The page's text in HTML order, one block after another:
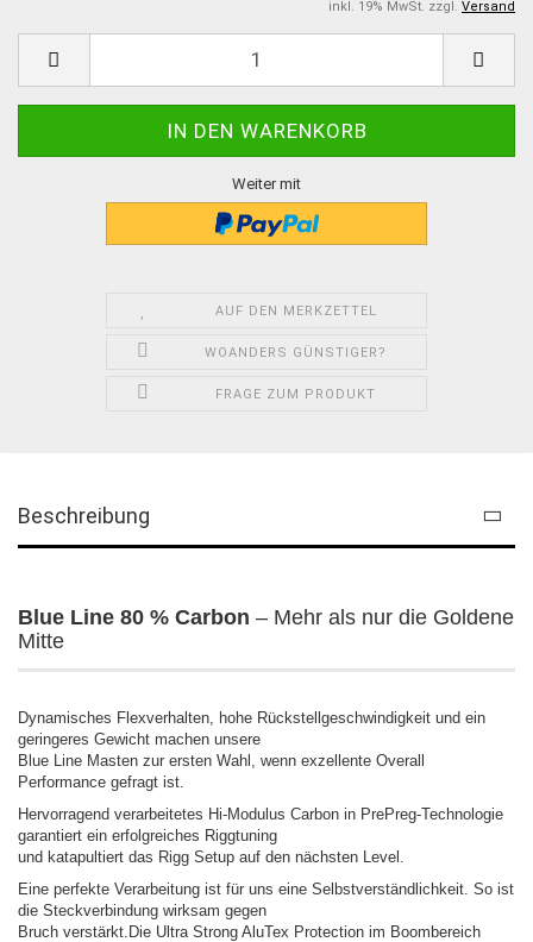
inkl. 19% MwSt. zzgl. Versand
Weiter mit
AUF DEN MERKZETTEL
WOANDERS GÜNSTIGER?
FRAGE ZUM PRODUKT
Beschreibung
Blue Line 80 % Carbon – Mehr als nur die Goldene
Mitte
Dynamisches Flexverhalten, hohe Rückstellgeschwindigkeit und ein
geringeres Gewicht machen unsere
Blue Line Masten zur ersten Wahl, wenn exzellente Overall
Performance gefragt ist.
Hervorragend verarbeitetes Hi-Modulus Carbon in PrePreg-Technologie
garantiert ein erfolgreiches Riggtuning
und katapultiert das Rigg Setup auf den nächsten Level.
Eine perfekte Verarbeitung ist für uns eine Selbstverständlichkeit. So ist
die Steckverbindung wirksam gegen
Bruch verstärkt.Die Ultra Strong AluTex Protection im Boombereich